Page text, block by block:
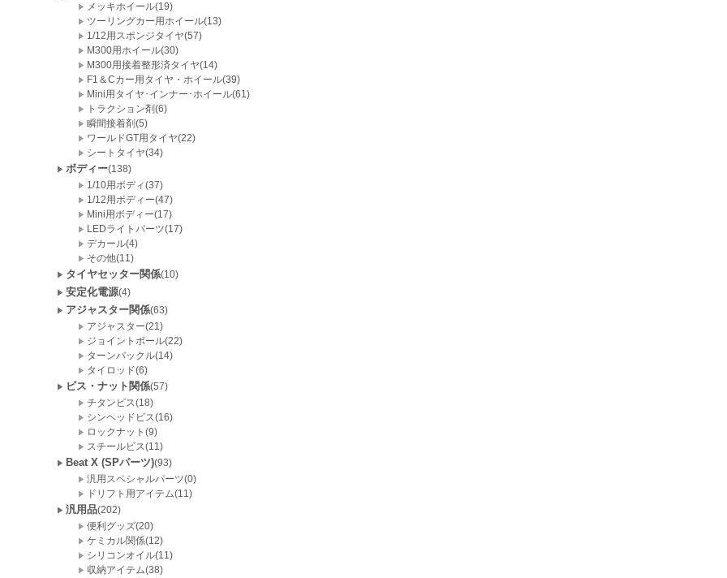
メッキホイール(19)
ツーリングカー用ホイール(13)
1/12用スポンジタイヤ(57)
M300用ホイール(30)
M300用接着整形済タイヤ(14)
F1＆Cカー用タイヤ・ホイール(39)
Mini用タイヤ･インナー･ホイール(61)
トラクション剤(6)
瞬間接着剤(5)
ワールドGT用タイヤ(22)
シートタイヤ(34)
ボディー(138)
1/10用ボディ(37)
1/12用ボディー(47)
Mini用ボディー(17)
LEDライトパーツ(17)
デカール(4)
その他(11)
タイヤセッター関係(10)
安定化電源(4)
アジャスター関係(63)
アジャスター(21)
ジョイントボール(22)
ターンバックル(14)
タイロッド(6)
ビス・ナット関係(57)
チタンビス(18)
シンヘッドビス(16)
ロックナット(9)
スチールビス(11)
Beat X (SPパーツ)(93)
汎用スペシャルパーツ(0)
ドリフト用アイテム(11)
汎用品(202)
便利グッズ(20)
ケミカル関係(12)
シリコンオイル(11)
収納アイテム(38)